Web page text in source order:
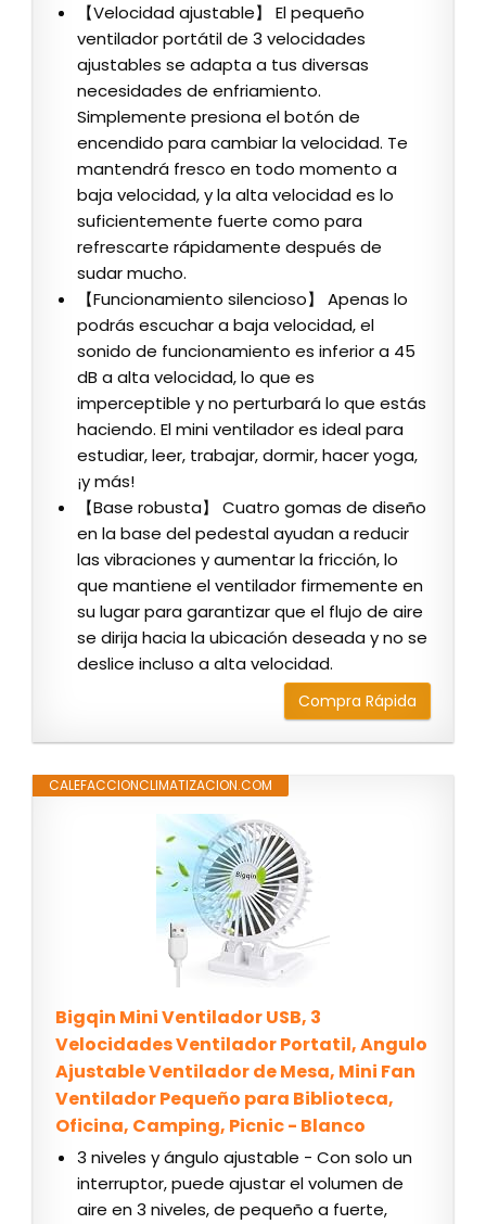
【Velocidad ajustable】 El pequeño
ventilador portátil de 3 velocidades
ajustables se adapta a tus diversas
necesidades de enfriamiento.
Simplemente presiona el botón de
encendido para cambiar la velocidad. Te
mantendrá fresco en todo momento a
baja velocidad, y la alta velocidad es lo
suficientemente fuerte como para
refrescarte rápidamente después de
sudar mucho.
【Funcionamiento silencioso】 Apenas lo
podrás escuchar a baja velocidad, el
sonido de funcionamiento es inferior a 45
dB a alta velocidad, lo que es
imperceptible y no perturbará lo que estás
haciendo. El mini ventilador es ideal para
estudiar, leer, trabajar, dormir, hacer yoga,
¡y más!
【Base robusta】 Cuatro gomas de diseño
en la base del pedestal ayudan a reducir
las vibraciones y aumentar la fricción, lo
que mantiene el ventilador firmemente en
su lugar para garantizar que el flujo de aire
se dirija hacia la ubicación deseada y no se
deslice incluso a alta velocidad.
Compra Rápida
CALEFACCIONCLIMATIZACION.COM
Bigqin Mini Ventilador USB, 3
Velocidades Ventilador Portatil, Angulo
Ajustable Ventilador de Mesa, Mini Fan
Ventilador Pequeño para Biblioteca,
Oficina, Camping, Picnic - Blanco
3 niveles y ángulo ajustable - Con solo un
interruptor, puede ajustar el volumen de
aire en 3 niveles, de pequeño a fuerte,